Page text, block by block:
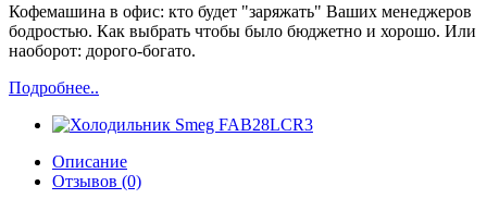
Кофемашина в офис: кто будет "заряжать" Ваших менеджеров
бодростью. Как выбрать чтобы было бюджетно и хорошо. Или
наоборот: дорого-богато.
Подробнее..
Описание
Отзывов (0)